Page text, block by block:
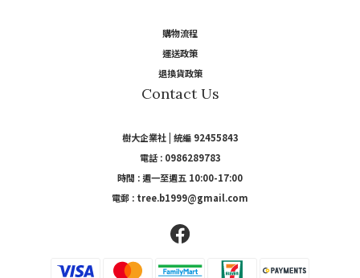
購物流程
運送政策
退換貨政策
Contact Us
樹大企業社 | 統編 92455843
電話 : 0986289783
時間 : 週一至週五 10:00-17:00
電郵 : tree.b1999@gmail.com